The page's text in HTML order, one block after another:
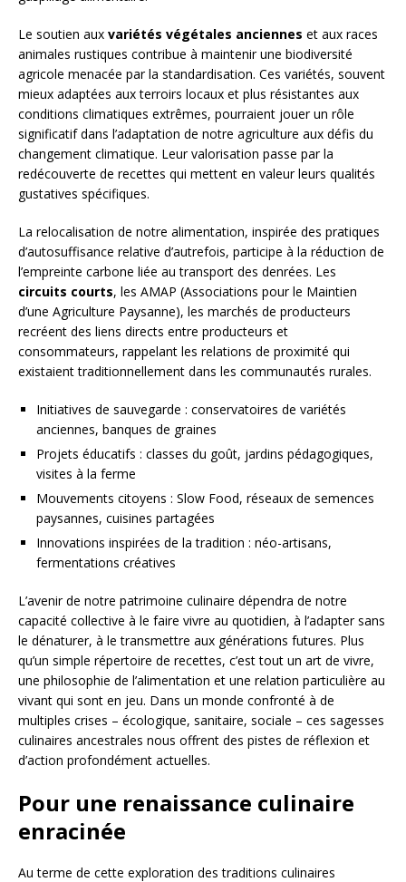
Le soutien aux variétés végétales anciennes et aux races
animales rustiques contribue à maintenir une biodiversité
agricole menacée par la standardisation. Ces variétés, souvent
mieux adaptées aux terroirs locaux et plus résistantes aux
conditions climatiques extrêmes, pourraient jouer un rôle
significatif dans l’adaptation de notre agriculture aux défis du
changement climatique. Leur valorisation passe par la
redécouverte de recettes qui mettent en valeur leurs qualités
gustatives spécifiques.
La relocalisation de notre alimentation, inspirée des pratiques
d’autosuffisance relative d’autrefois, participe à la réduction de
l’empreinte carbone liée au transport des denrées. Les
circuits courts, les AMAP (Associations pour le Maintien
d’une Agriculture Paysanne), les marchés de producteurs
recréent des liens directs entre producteurs et
consommateurs, rappelant les relations de proximité qui
existaient traditionnellement dans les communautés rurales.
Initiatives de sauvegarde : conservatoires de variétés
anciennes, banques de graines
Projets éducatifs : classes du goût, jardins pédagogiques,
visites à la ferme
Mouvements citoyens : Slow Food, réseaux de semences
paysannes, cuisines partagées
Innovations inspirées de la tradition : néo-artisans,
fermentations créatives
L’avenir de notre patrimoine culinaire dépendra de notre
capacité collective à le faire vivre au quotidien, à l’adapter sans
le dénaturer, à le transmettre aux générations futures. Plus
qu’un simple répertoire de recettes, c’est tout un art de vivre,
une philosophie de l’alimentation et une relation particulière au
vivant qui sont en jeu. Dans un monde confronté à de
multiples crises – écologique, sanitaire, sociale – ces sagesses
culinaires ancestrales nous offrent des pistes de réflexion et
d’action profondément actuelles.
Pour une renaissance culinaire
enracinée
Au terme de cette exploration des traditions culinaires